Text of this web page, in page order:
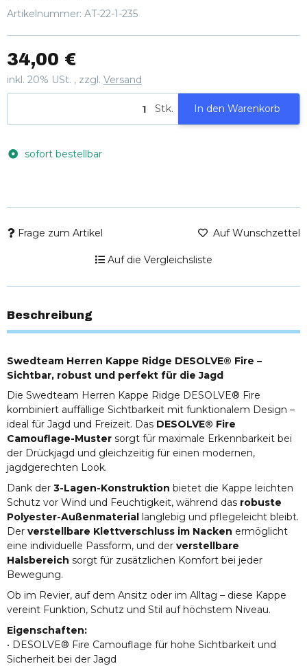
Artikelnummer: AT-22-1-235
34,00 €
inkl. 20% USt. , zzgl. Versand
Stk. In den Warenkorb
sofort bestellbar
Frage zum Artikel Auf Wunschzettel
Auf die Vergleichsliste
Beschreibung
Swedteam Herren Kappe Ridge DESOLVE® Fire –
Sichtbar, robust und perfekt für die Jagd
Die Swedteam Herren Kappe Ridge DESOLVE® Fire
kombiniert auffällige Sichtbarkeit mit funktionalem Design –
ideal für Jagd und Freizeit. Das DESOLVE® Fire
Camouflage-Muster sorgt für maximale Erkennbarkeit bei
der Drückjagd und gleichzeitig für einen modernen,
jagdgerechten Look.
Dank der 3-Lagen-Konstruktion bietet die Kappe leichten
Schutz vor Wind und Feuchtigkeit, während das robuste
Polyester-Außenmaterial langlebig und pflegeleicht bleibt.
Der verstellbare Klettverschluss im Nacken ermöglicht
eine individuelle Passform, und der verstellbare
Halsbereich sorgt für zusätzlichen Komfort bei jeder
Bewegung.
Ob im Revier, auf dem Ansitz oder im Alltag – diese Kappe
vereint Funktion, Schutz und Stil auf höchstem Niveau.
Eigenschaften:
• DESOLVE® Fire Camouflage für hohe Sichtbarkeit und
Sicherheit bei der Jagd